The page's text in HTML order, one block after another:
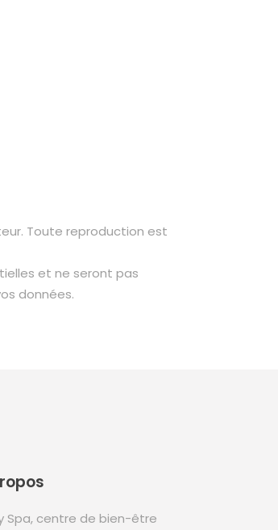
Toute reproduction est
et ne seront pas
données.
Spa, centre de bien-être